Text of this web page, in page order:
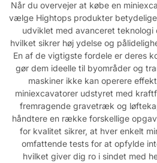
Når du overvejer at købe en
vælge Hightops produkter
udviklet med avanceret teknologi
hvilket sikrer høj ydelse og
En af de vigtigste fordele er deres
gør dem ideelle til byområder og
maskiner ikke kan operere
miniexcavatorer udstyret med
fremragende gravetræk og
håndtere en række forskellige
for kvalitet sikrer, at hver enkelt
omfattende tests for at opfylde
hvilket giver dig ro i sindet med